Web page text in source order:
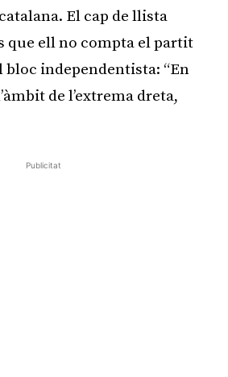
El cap de llista
que ell no compta el partit
bloc independentista: “En
de l’extrema dreta,
Publicitat